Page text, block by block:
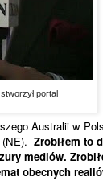
portal
Australii w
Zrobiłem to
mediów.
obecnych